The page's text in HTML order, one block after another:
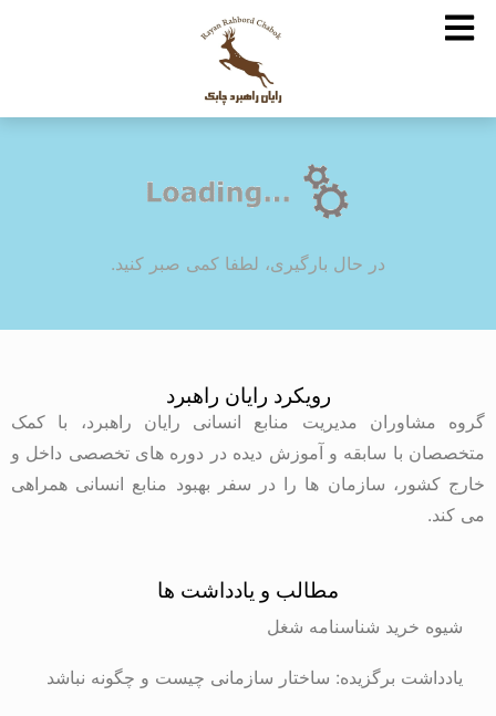
در حال بارگیری، لطفا کمی صبر کنید.
رویکرد رایان راهبرد
گروه مشاوران مدیریت منابع انسانی رایان راهبرد، با کمک
متخصصان با سابقه و آموزش دیده در دوره های تخصصی داخل و
خارج کشور، سازمان ها را در سفر بهبود منابع انسانی همراهی
می کند.
مطالب و یادداشت ها
شیوه خرید شناسنامه شغل
یادداشت برگزیده: ساختار سازمانی چیست و چگونه نباشد